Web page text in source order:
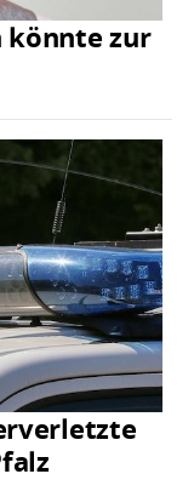
könnte zur